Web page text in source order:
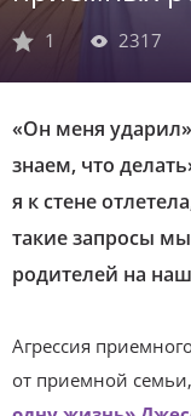
1 2317
«Он меня
знаем, что
я к стене
такие запросы
родителей на
Агрессия
от приемной